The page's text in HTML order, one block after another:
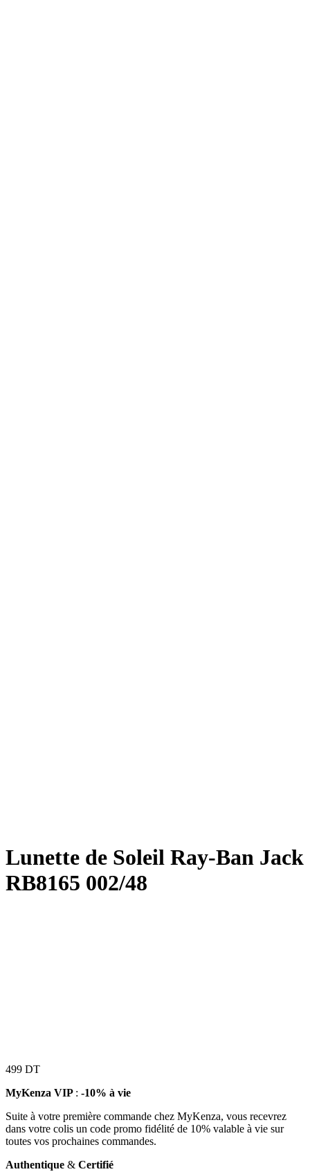
Lunette de Soleil Ray-Ban Jack
RB8165 002/48
499 DT
MyKenza VIP : -10% à vie
Suite à votre première commande chez MyKenza, vous recevrez
dans votre colis un code promo fidélité de 10% valable à vie sur
toutes vos prochaines commandes.
Authentique & Certifié